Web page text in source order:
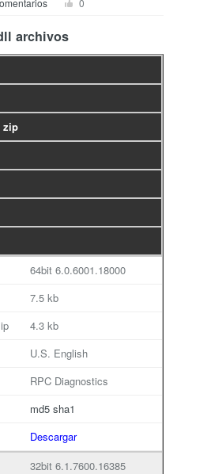
0
archivos
zip
64bit 6.0.6001.18000
7.5 kb
4.3 kb
U.S. English
RPC Diagnostics
md5 sha1
Descargar
32bit 6.1.7600.16385